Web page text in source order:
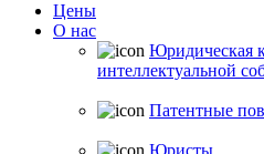
Цены
О нас
Юридическая
интеллектуальной
Патентные
Юристы